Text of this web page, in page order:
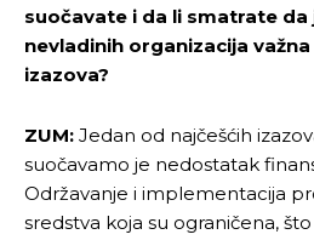
Pusti priču
Ovim putem želimo da vam se
odlučili da pustite Vašu priču da
Objavi.ba
Pusti priču
Ovim putem želimo da vam se
odlučili da pustite Vašu priču da
Objavi.ba
suočavate i da li smatrate da
nevladinih organizacija
izazova?
ZUM: Jedan od najčešćih
suočavamo je nedostatak
Održavanje i implementacija
sredstva koja su ograničena,